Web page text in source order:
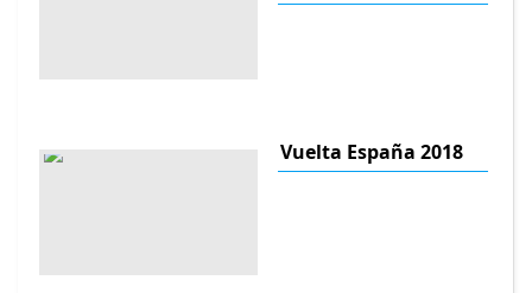
Vuelta España 2018